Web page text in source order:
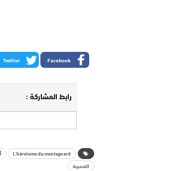
Facebook
Twitter
رابط المشاركة :
L’héroïsme du montagnard
القصيبة